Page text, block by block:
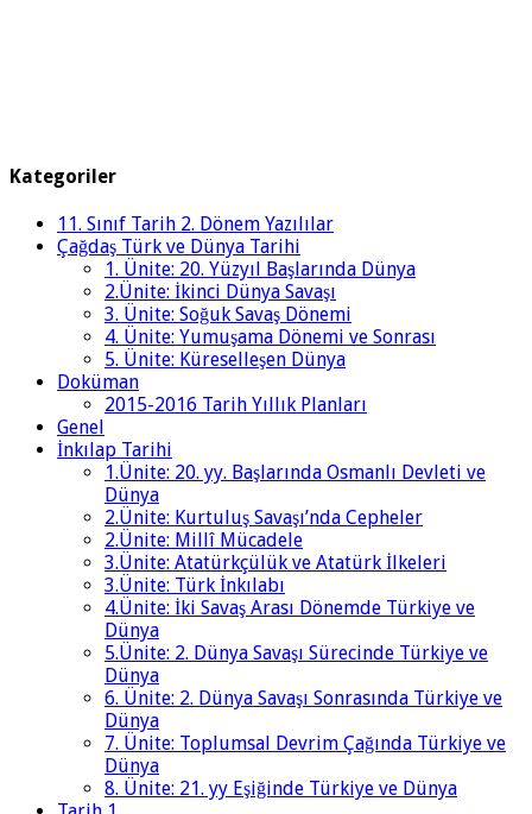
Kategoriler
11. Sınıf Tarih 2. Dönem Yazılılar
Çağdaş Türk ve Dünya Tarihi
1. Ünite: 20. Yüzyıl Başlarında Dünya
2.Ünite: İkinci Dünya Savaşı
3. Ünite: Soğuk Savaş Dönemi
4. Ünite: Yumuşama Dönemi ve Sonrası
5. Ünite: Küreselleşen Dünya
Doküman
2015-2016 Tarih Yıllık Planları
Genel
İnkılap Tarihi
1.Ünite: 20. yy. Başlarında Osmanlı Devleti ve
Dünya
2.Ünite: Kurtuluş Savaşı’nda Cepheler
2.Ünite: Millî Mücadele
3.Ünite: Atatürkçülük ve Atatürk İlkeleri
3.Ünite: Türk İnkılabı
4.Ünite: İki Savaş Arası Dönemde Türkiye ve
Dünya
5.Ünite: 2. Dünya Savaşı Sürecinde Türkiye ve
Dünya
6. Ünite: 2. Dünya Savaşı Sonrasında Türkiye ve
Dünya
7. Ünite: Toplumsal Devrim Çağında Türkiye ve
Dünya
8. Ünite: 21. yy Eşiğinde Türkiye ve Dünya